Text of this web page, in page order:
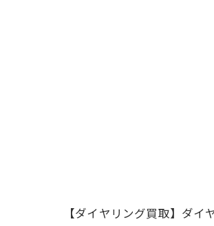
【ダイヤリング買取】ダイ